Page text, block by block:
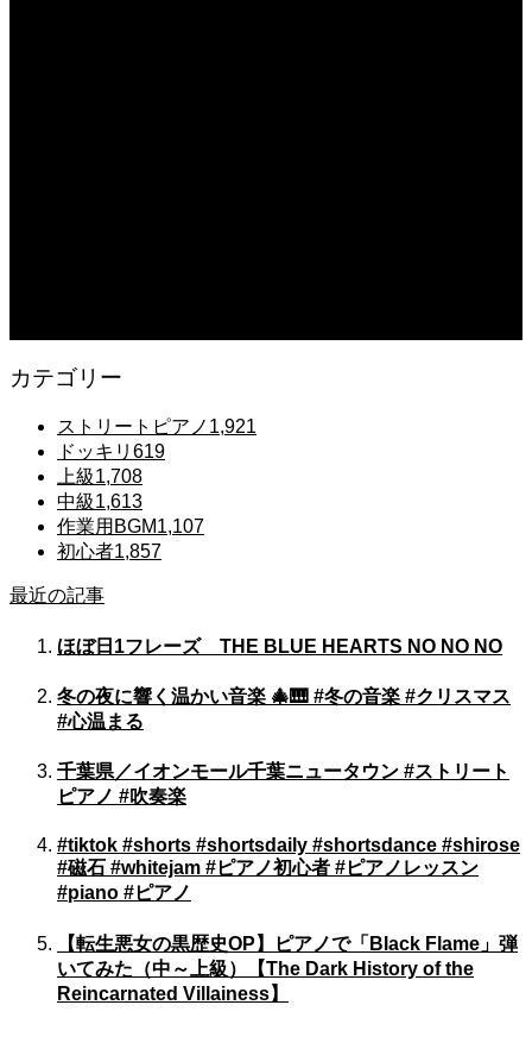
カテゴリー
ストリートピアノ 1,921
ドッキリ 619
上級1,708
中級1,613
作業用BGM1,107
初心者1,857
最近の記事
ほぼ日1フレーズ THE BLUE HEARTS NO NO NO
冬の夜に響く温かい音楽 🎄🎹 #冬の音楽 #クリスマス
#心温まる
千葉県／イオンモール千葉ニュータウン #ストリート
ピアノ #吹奏楽
#tiktok #shorts #shortsdaily #shortsdance #shirose
#磁石 #whitejam #ピアノ初心者 #ピアノレッスン
#piano #ピアノ
【転生悪女の黒歴史OP】ピアノで「Black Flame」弾
いてみた（中～上級）【The Dark History of the
Reincarnated Villainess】